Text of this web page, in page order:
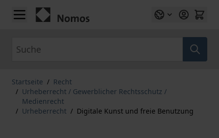
Zum Inhalt springen
Startseite / Recht
/ Urheberrecht / Gewerblicher Rechtsschutz /
Medienrecht
/ Urheberrecht / Digitale Kunst und freie Benutzung